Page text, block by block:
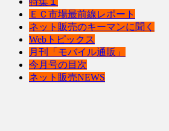
ＥＣ市場最前線レポート
ネット販売のキーマンに聞く
Webトピックス
月刊「モバイル通販」
今月号の目次
ネット販売NEWS